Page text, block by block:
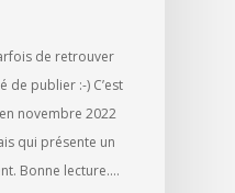
de retrouver
de publier :-) C’est
novembre 2022
qui présente un
Bonne lecture.…